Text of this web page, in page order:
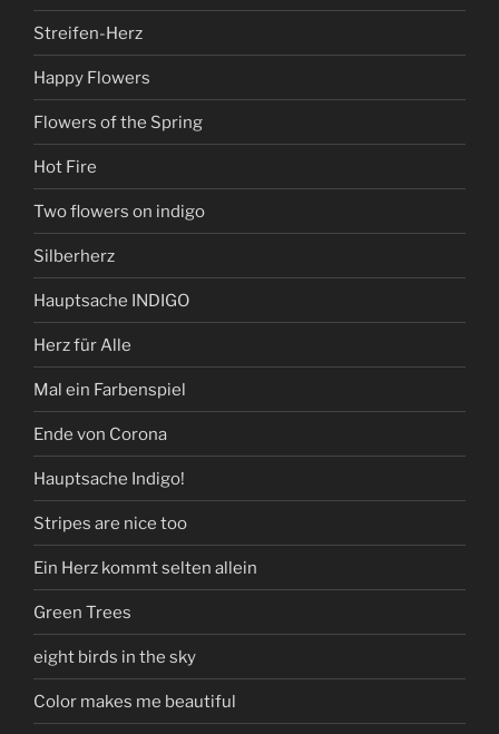
Streifen-Herz
Happy Flowers
Flowers of the Spring
Hot Fire
Two flowers on indigo
Silberherz
Hauptsache INDIGO
Herz für Alle
Mal ein Farbenspiel
Ende von Corona
Hauptsache Indigo!
Stripes are nice too
Ein Herz kommt selten allein
Green Trees
eight birds in the sky
Color makes me beautiful